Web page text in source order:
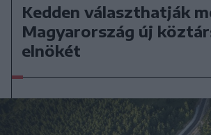
Kedden választhatják
Magyarország új
elnökét